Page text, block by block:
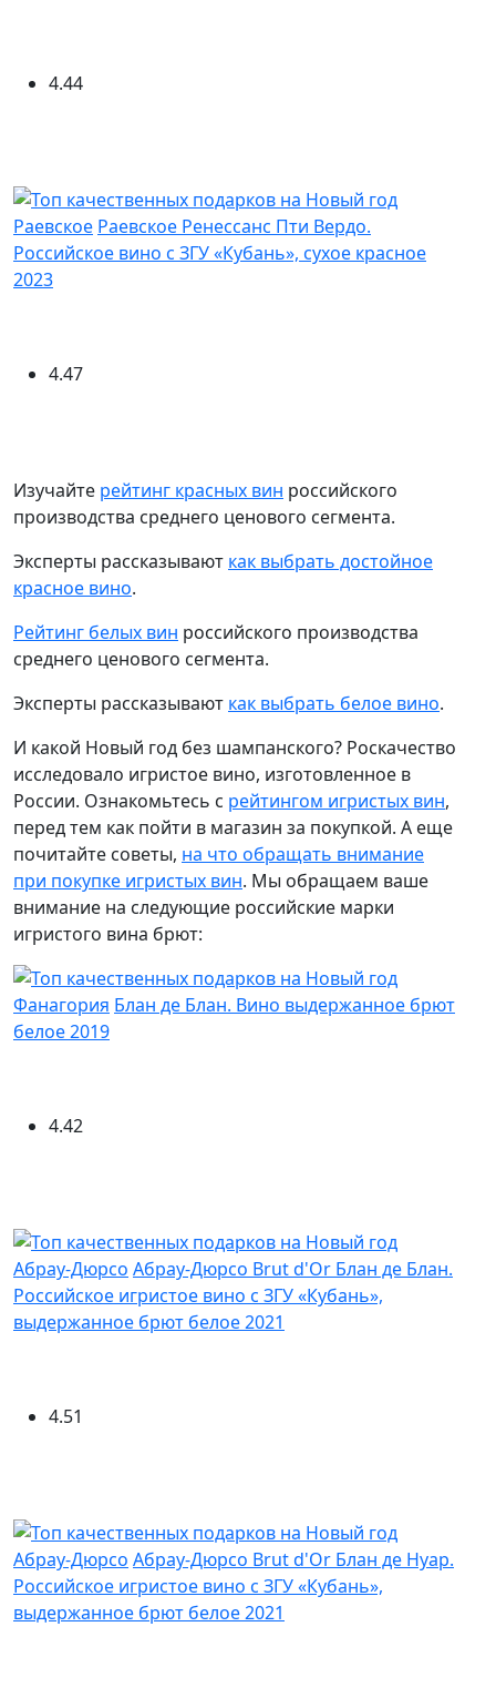
4.44
Раевское Раевское Ренессанс Пти Вердо.
Российское вино с ЗГУ «Кубань», сухое красное
2023
4.47
Изучайте рейтинг красных вин российского
производства среднего ценового сегмента.
Эксперты рассказывают как выбрать достойное
красное вино.
Рейтинг белых вин российского производства
среднего ценового сегмента.
Эксперты рассказывают как выбрать белое вино.
И какой Новый год без шампанского? Роскачество
исследовало игристое вино, изготовленное в
России. Ознакомьтесь с рейтингом игристых вин,
перед тем как пойти в магазин за покупкой. А еще
почитайте советы, на что обращать внимание
при покупке игристых вин. Мы обращаем ваше
внимание на следующие российские марки
игристого вина брют:
Фанагория Блан де Блан. Вино выдержанное брют
белое 2019
4.42
Абрау-Дюрсо Абрау-Дюрсо Brut d'Or Блан де Блан.
Российское игристое вино с ЗГУ «Кубань»,
выдержанное брют белое 2021
4.51
Абрау-Дюрсо Абрау-Дюрсо Brut d'Or Блан де Нуар.
Российское игристое вино с ЗГУ «Кубань»,
выдержанное брют белое 2021